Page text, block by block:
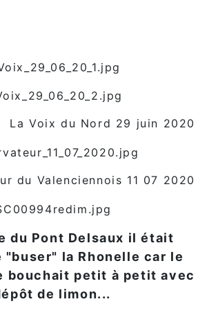
La Voix du Nord 29 juin 2020
du Valenciennois 11 07 2020
du Pont Delsaux il était
"buser" la Rhonelle car le
bouchait petit à petit avec
de limon...